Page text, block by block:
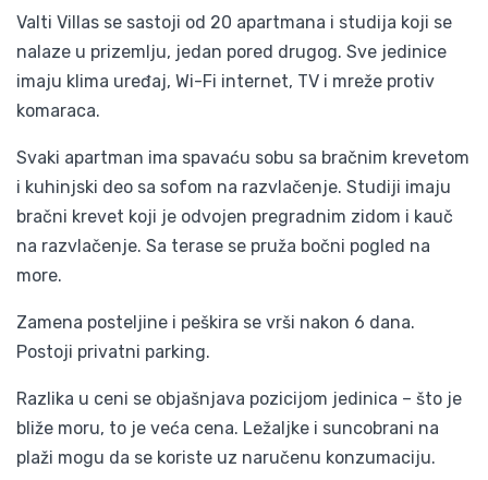
Valti Villas se sastoji od 20 apartmana i studija koji se
nalaze u prizemlju, jedan pored drugog. Sve jedinice
imaju klima uređaj, Wi-Fi internet, TV i mreže protiv
komaraca.
Svaki apartman ima spavaću sobu sa bračnim krevetom
i kuhinjski deo sa sofom na razvlačenje. Studiji imaju
bračni krevet koji je odvojen pregradnim zidom i kauč
na razvlačenje. Sa terase se pruža bočni pogled na
more.
Zamena posteljine i peškira se vrši nakon 6 dana.
Postoji privatni parking.
Razlika u ceni se objašnjava pozicijom jedinica – što je
bliže moru, to je veća cena. Ležaljke i suncobrani na
plaži mogu da se koriste uz naručenu konzumaciju.